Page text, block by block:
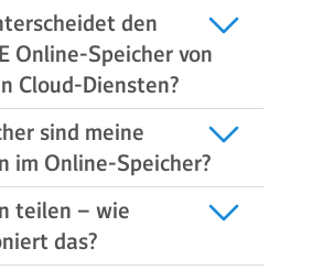
den
Online-Speicher von
Cloud-Diensten?
sind meine
im Online-Speicher?
teilen – wie
das?